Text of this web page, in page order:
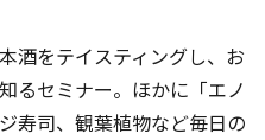
酒をテイスティングし、お
るセミナー。ほかに「エノ
寿司、観葉植物など毎日の